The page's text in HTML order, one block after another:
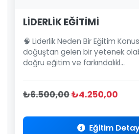
LİDERLİK EĞİTİMİ
🧠 Liderlik Neden Bir Eğitim
doğuştan gelen bir yetenek
doğru eğitim ve farkındalıkl...
₺6.500,00₺4.250,00
Eğitim